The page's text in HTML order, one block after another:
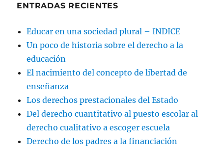
ENTRADAS RECIENTES
Educar en una sociedad plural – INDICE
Un poco de historia sobre el derecho a la
educación
El nacimiento del concepto de libertad de
enseñanza
Los derechos prestacionales del Estado
Del derecho cuantitativo al puesto escolar al
derecho cualitativo a escoger escuela
Derecho de los padres a la financiación